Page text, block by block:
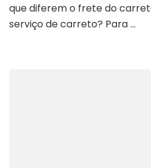
que diferem o frete do
serviço de carreto? Para …